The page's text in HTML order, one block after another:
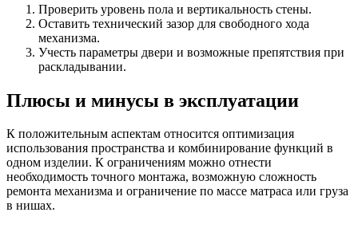
Проверить уровень пола и вертикальность стены.
Оставить технический зазор для свободного хода
механизма.
Учесть параметры двери и возможные препятствия при
раскладывании.
Плюсы и минусы в эксплуатации
К положительным аспектам относится оптимизация
использования пространства и комбинирование функций в
одном изделии. К ограничениям можно отнести
необходимость точного монтажа, возможную сложность
ремонта механизма и ограничение по массе матраса или груза
в нишах.